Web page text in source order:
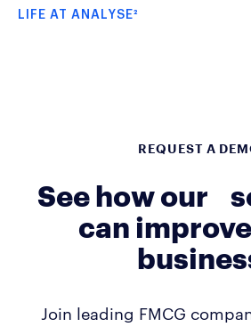
LIFE AT ANALYSE²
REQUEST A
See how our
can
Join leading FMCG